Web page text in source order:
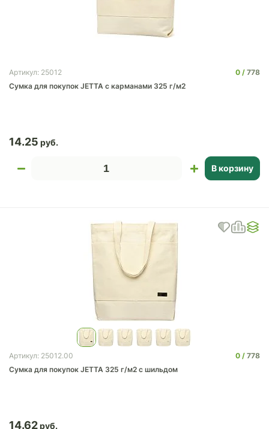
Артикул: 25012 0
778
Сумка для покупок JETTA с карманами 325 г/м2
14.25
В корзину
Артикул: 25012.00 0
778
Сумка для покупок JETTA 325 г/м2 с шильдом
14.62